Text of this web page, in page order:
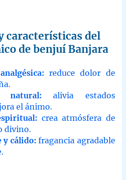
características del
de benjuí Banjara
reduce dolor de
natural: alivia estados
el ánimo.
crea atmósfera de
divino.
y cálido: fragancia agradable